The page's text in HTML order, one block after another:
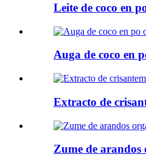
Leite de coco en
Auga de coco en
Extracto de
Zume de arandos